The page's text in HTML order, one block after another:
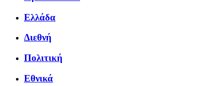
Ελλάδα
Διεθνή
Πολιτική
Εθνικά